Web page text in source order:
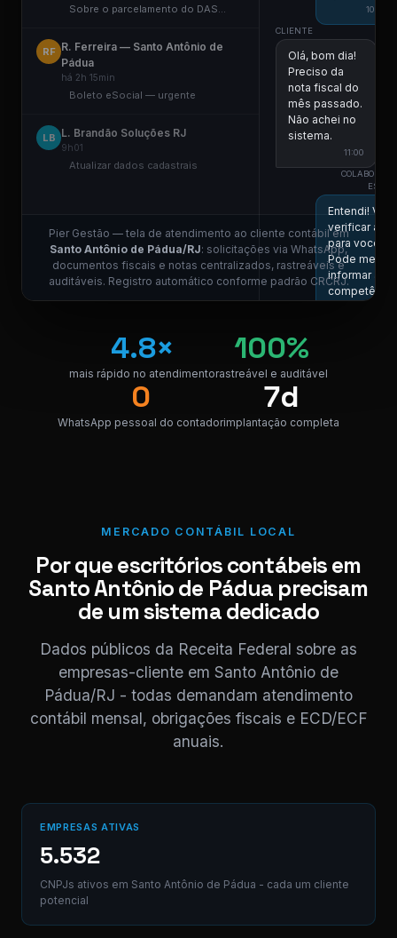
Sobre o parcelamento do DAS...
RF R. Ferreira — Santo Antônio de
Pádua
há 2h 15min
Boleto eSocial — urgente
LB L. Brandão Soluções RJ
9h01
Atualizar dados cadastrais
10:58
CLIENTE
Olá, bom dia!
Preciso da
nota fiscal do
mês passado.
Não achei no
sistema.
11:00
Entendi! Vou
verificar aqui
para você.
Pode me
informar a
Competência
05/2026, por
favor.
PDF · 248 KB
11:03
obrigado! 😊
⚠ Nota interna
05/2026 enviada.
Pier Gestão — tela de atendimento ao cliente contábil em
Santo Antônio de Pádua/RJ: solicitações via WhatsApp,
documentos fiscais e notas centralizados, rastreáveis e
auditáveis. Registro automático conforme padrão CRCRJ.
4.8×
mais rápido no atendimento
100%
rastreável e auditável
0
WhatsApp pessoal do contador
7d
implantação completa
MERCADO CONTÁBIL LOCAL
Por que escritórios contábeis em
Santo Antônio de Pádua precisam
de um sistema dedicado
Dados públicos da Receita Federal sobre as
empresas-cliente em Santo Antônio de
Pádua/RJ - todas demandam atendimento
contábil mensal, obrigações fiscais e ECD/ECF
anuais.
EMPRESAS ATIVAS
5.532
CNPJs ativos em Santo Antônio de Pádua - cada um cliente
potencial